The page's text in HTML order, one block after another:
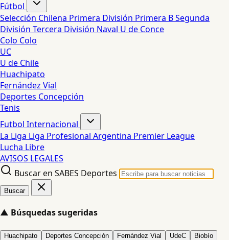
Fútbol
Selección Chilena Primera División Primera BSegunda
División Tercera División Naval U de Conce
Colo Colo
UC
U de Chile
Huachipato
Fernández Vial
Deportes Concepción
Tenis
Futbol Internacional
La Liga Liga Profesional Argentina Premier League
Lucha Libre
AVISOS LEGALES
Buscar en SABES Deportes
Buscar
▲ Búsquedas sugeridas
Huachipato Deportes Concepción Fernández Vial UdeC Biobío